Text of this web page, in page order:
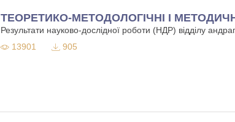
ТЕОРЕТИКО-МЕТОДОЛОГІЧНІ І
Результати науково-дослідної роботи (НДР) відділу
13901
905